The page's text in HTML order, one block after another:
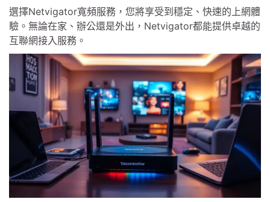
選擇Netvigator寬頻服務，您將享受到穩定、快速的上網體
驗。無論在家、辦公還是外出，Netvigator都能提供卓越的
互聯網接入服務。